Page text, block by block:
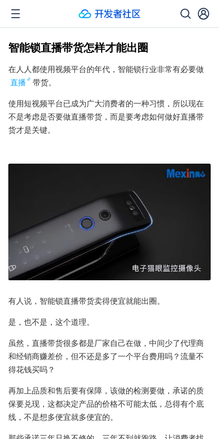
智能锁直播带货怎样才能出圈
在人人都使用视频平台的年代，智能锁行业非常有必要做
直播
带货。
使用短视频平台已成为广大消费者的一种习惯，所以现在
不是考虑是否要做直播带货，而是要考虑如何做好直播带
货才是关键。
有人说，智能锁直播带货卖得便宜就能出圈。
是，也不是，这个道理。
虽然，直播带货很多都是厂家自己在做，中间少了代理商
和经销商赚差价，但不还是多了一个平台费用吗？流量不
得花钱买吗？
再加上品质和售后要有保障，该做的检测要做，承诺的质
保要兑现，这都决定产品的价格不可能太低，总得有个底
线，不是想多便宜就多便宜的。